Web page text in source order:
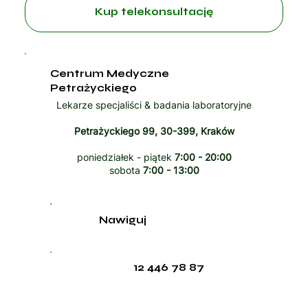
Kup telekonsultację
Centrum Medyczne
Petrażyckiego
Lekarze specjaliści & badania laboratoryjne
Petrażyckiego 99, 30-399, Kraków
poniedziałek - piątek 7:00 - 20:00
sobota 7:00 - 13:00
12 446 78 87
Nawiguj